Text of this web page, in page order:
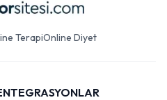
TerapiOnline Diyet